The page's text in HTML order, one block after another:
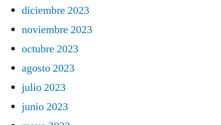
diciembre 2023
noviembre 2023
octubre 2023
agosto 2023
julio 2023
junio 2023